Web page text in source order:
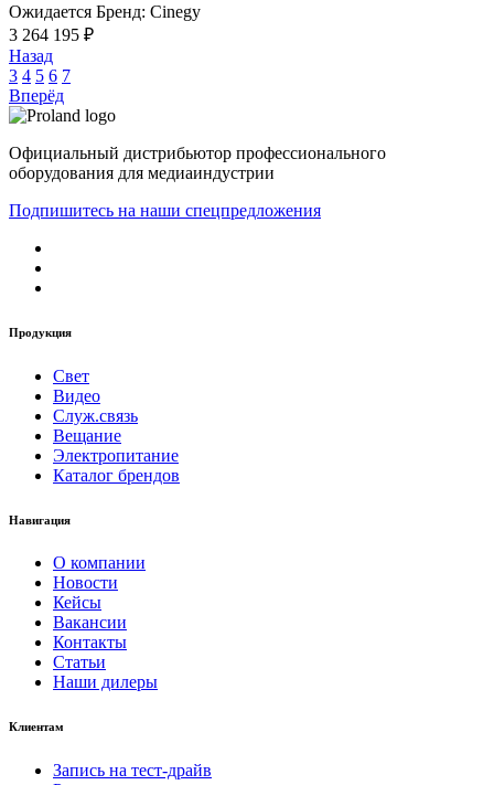
Ожидается Бренд: Cinegy
3 264 195 ₽
Назад
3 4 5 6 7
Вперёд
Официальный дистрибьютор профессионального
оборудования для медиаиндустрии
Подпишитесь на наши спецпредложения
Продукция
Свет
Видео
Служ.связь
Вещание
Электропитание
Каталог брендов
Навигация
О компании
Новости
Кейсы
Вакансии
Контакты
Статьи
Наши дилеры
Клиентам
Запись на тест-драйв